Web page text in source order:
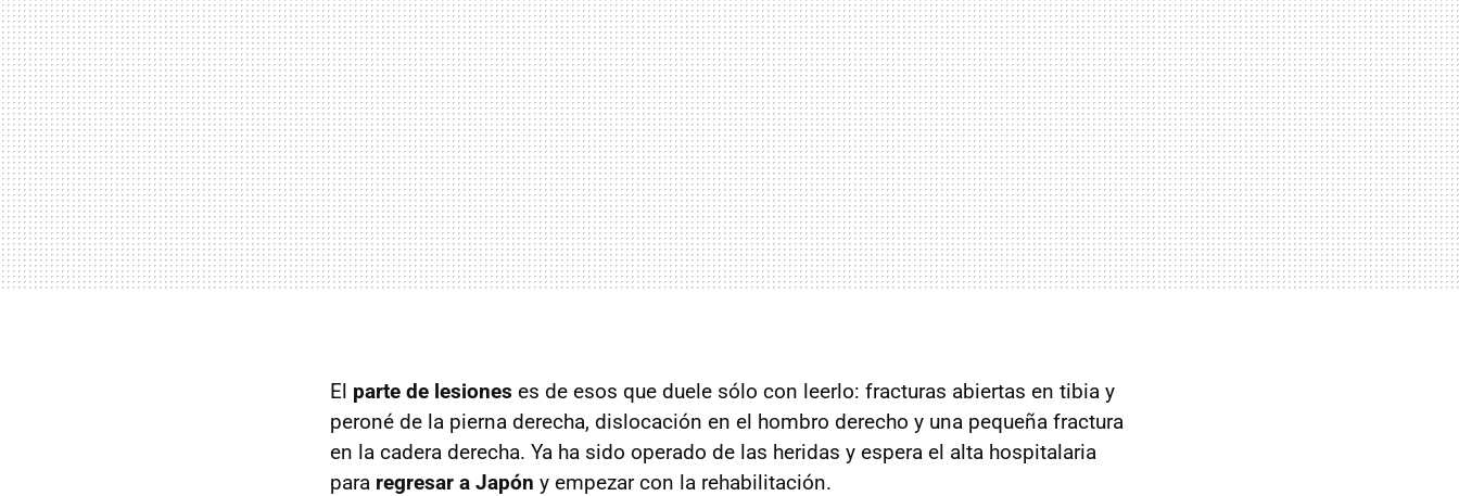
El parte de lesiones es de esos que duele sólo con leerlo: fracturas abiertas en tibia y
peroné de la pierna derecha, dislocación en el hombro derecho y una pequeña fractura
en la cadera derecha. Ya ha sido operado de las heridas y espera el alta hospitalaria
para regresar a Japón y empezar con la rehabilitación.